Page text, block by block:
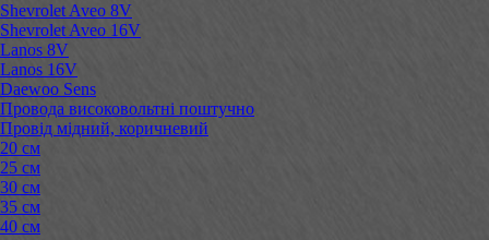
Shevrolet Aveo 8V
Shevrolet Aveo 16V
Lanos 8V
Lanos 16V
Daewoo Sens
Провода високовольтні поштучно
Провід мідний, коричневий
20 см
25 см
30 см
35 см
40 см